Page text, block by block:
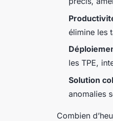
élimine les
les TPE,
Solution
anomalies
Combien